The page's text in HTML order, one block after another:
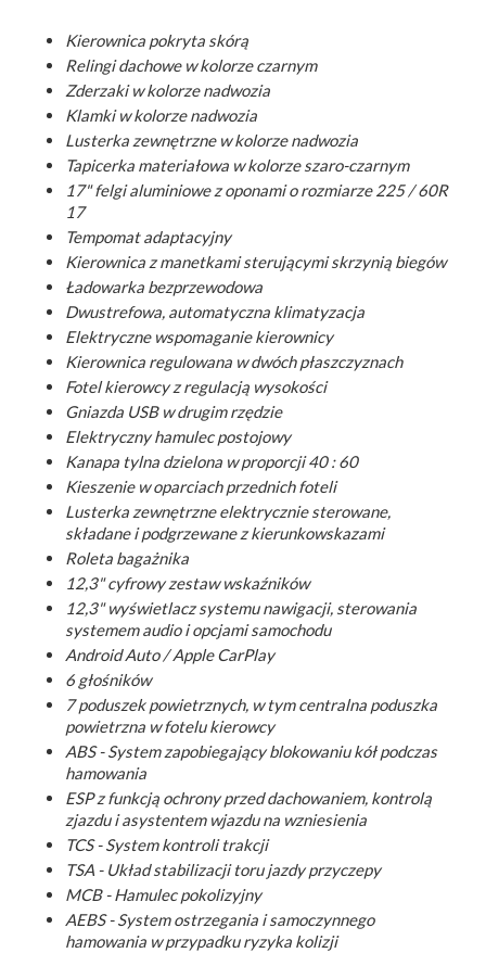
Kierownica pokryta skórą
Relingi dachowe w kolorze czarnym
Zderzaki w kolorze nadwozia
Klamki w kolorze nadwozia
Lusterka zewnętrzne w kolorze nadwozia
Tapicerka materiałowa w kolorze szaro-czarnym
17" felgi aluminiowe z oponami o rozmiarze 225 / 60R
17
Tempomat adaptacyjny
Kierownica z manetkami sterującymi skrzynią biegów
Ładowarka bezprzewodowa
Dwustrefowa, automatyczna klimatyzacja
Elektryczne wspomaganie kierownicy
Kierownica regulowana w dwóch płaszczyznach
Fotel kierowcy z regulacją wysokości
Gniazda USB w drugim rzędzie
Elektryczny hamulec postojowy
Kanapa tylna dzielona w proporcji 40 : 60
Kieszenie w oparciach przednich foteli
Lusterka zewnętrzne elektrycznie sterowane,
składane i podgrzewane z kierunkowskazami
Roleta bagażnika
12,3" cyfrowy zestaw wskaźników
12,3" wyświetlacz systemu nawigacji, sterowania
systemem audio i opcjami samochodu
Android Auto / Apple CarPlay
6 głośników
7 poduszek powietrznych, w tym centralna poduszka
powietrzna w fotelu kierowcy
ABS - System zapobiegający blokowaniu kół podczas
hamowania
ESP z funkcją ochrony przed dachowaniem, kontrolą
zjazdu i asystentem wjazdu na wzniesienia
TCS - System kontroli trakcji
TSA - Układ stabilizacji toru jazdy przyczepy
MCB - Hamulec pokolizyjny
AEBS - System ostrzegania i samoczynnego
hamowania w przypadku ryzyka kolizji